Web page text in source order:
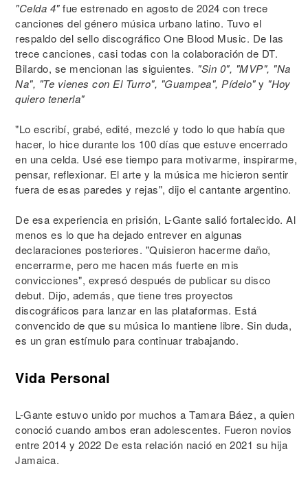
"Celda 4"fue estrenado en agosto de 2024 con trece
canciones del género música urbano latino. Tuvo el
respaldo del sello discográfico One Blood Music. De las
trece canciones, casi todas con la colaboración de DT.
Bilardo, se mencionan las siguientes. "Sin 0", "MVP", "Na
Na", "Te vienes con El Turro", "Guampea", Pídelo"y "Hoy
quiero tenerla"
"Lo escribí, grabé, edité, mezclé y todo lo que había que
hacer, lo hice durante los 100 días que estuve encerrado
en una celda. Usé ese tiempo para motivarme, inspirarme,
pensar, reflexionar. El arte y la música me hicieron sentir
fuera de esas paredes y rejas", dijo el cantante argentino.
De esa experiencia en prisión, L-Gante salió fortalecido. Al
menos es lo que ha dejado entrever en algunas
declaraciones posteriores. "Quisieron hacerme daño,
encerrarme, pero me hacen más fuerte en mis
convicciones", expresó después de publicar su disco
debut. Dijo, además, que tiene tres proyectos
discográficos para lanzar en las plataformas. Está
convencido de que su música lo mantiene libre. Sin duda,
es un gran estímulo para continuar trabajando.
Vida Personal
L-Gante estuvo unido por muchos a Tamara Báez, a quien
conoció cuando ambos eran adolescentes. Fueron novios
entre 2014 y 2022 De esta relación nació en 2021 su hija
Jamaica.